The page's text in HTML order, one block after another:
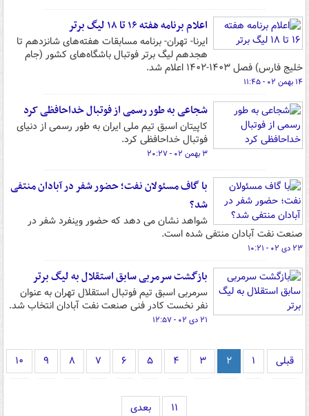
اعلام برنامه هفته ۱۶ تا ۱۸ لیگ برتر
ایرنا- تهران- برنامه مسابقات هفته‌های شانزدهم تا
هجدهم لیگ برتر فوتبال باشگاه‌های کشور (جام
خلیج فارس) فصل ۱۴۰۳-۱۴۰۲ اعلام شد.
۱۴ بهمن ۰۲ - ۱۱:۴۵
شجاعی به طور رسمی از فوتبال خداحافظی کرد
کاپیتان اسبق تیم ملی ایران به طور رسمی از دنیای
فوتبال خداحافظی کرد.
۳ بهمن ۰۲ - ۲۰:۲۷
با گاف مسئولان نفت؛ حضور شفر در آبادان منتفی
شد؟
شواهد نشان می دهد که حضور وینفرد شفر در
صنعت نفت آبادان منتفی شده است.
۲۳ دی ۰۲ - ۱۰:۲۱
بازگشت سرمربی سابق استقلال به لیگ برتر
سرمربی اسبق تیم فوتبال استقلال تهران به عنوان
نفر نخست کادر فنی صنعت نفت آبادان انتخاب شد.
۲۱ دی ۰۲ - ۱۲:۵۷
قبلی ۱ ۲ ۳ ۴ ۵ ۶ ۷ ۸ ۹ ۱۰
۱۱ بعدی